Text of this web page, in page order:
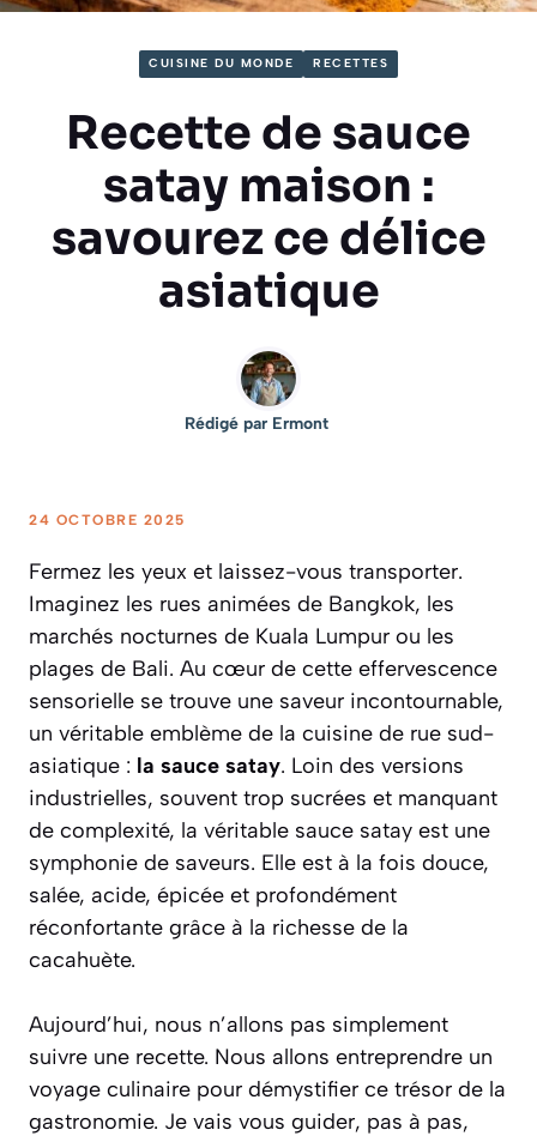
CUISINE DU MONDE RECETTES
Recette de sauce
satay maison :
savourez ce délice
asiatique
Rédigé par Ermont
24 OCTOBRE 2025
Fermez les yeux et laissez-vous transporter.
Imaginez les rues animées de Bangkok, les
marchés nocturnes de Kuala Lumpur ou les
plages de Bali. Au cœur de cette effervescence
sensorielle se trouve une saveur incontournable,
un véritable emblème de la cuisine de rue sud-
asiatique : la sauce satay. Loin des versions
industrielles, souvent trop sucrées et manquant
de complexité, la véritable sauce satay est une
symphonie de saveurs. Elle est à la fois douce,
salée, acide, épicée et profondément
réconfortante grâce à la richesse de la
cacahuète.
Aujourd’hui, nous n’allons pas simplement
suivre une recette. Nous allons entreprendre un
voyage culinaire pour démystifier ce trésor de la
gastronomie. Je vais vous guider, pas à pas,